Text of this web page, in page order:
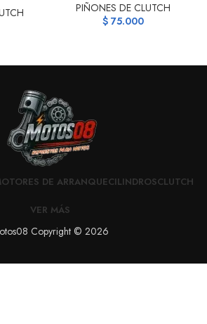
PIÑONES DE CLUTCH
$75.000
DE ARRANQUECILINDROSCLUTCH
VER MÁS
Copyright © 2026